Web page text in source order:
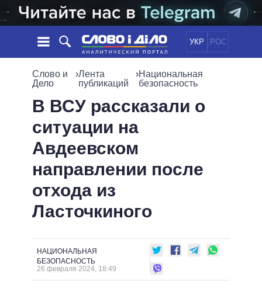
УКР РОС
НОВОСТИ
ЛЕНТА
СТАТЬИ
МНЕНИЯ
ОБЗОРЫ
ДАЙДЖЕСТЫ
ПОЛИТИКИ
ВСЕ ПОЛИТИКИ
ПРЕЗИДЕНТ И ОФИС
ВЕРХОВНАЯ РАДА
КАБИНЕТ МИНИСТРОВ
ГЛАВЫ ОБЛАДМИНИСТРАЦИЙ
МЭРЫ
ВСЕ ПЕРСОНЫ
ИНФОГРАФИКА
ВИДЕО
Слово и
Дело
›Лента
публикаций
›Национальная
безопасность
В ВСУ рассказали о
ситуации на
Авдеевском
направлении после
отхода из
Ласточкиного
НАЦИОНАЛЬНАЯ
БЕЗОПАСНОСТЬ
26 февраля 2024, 18:49